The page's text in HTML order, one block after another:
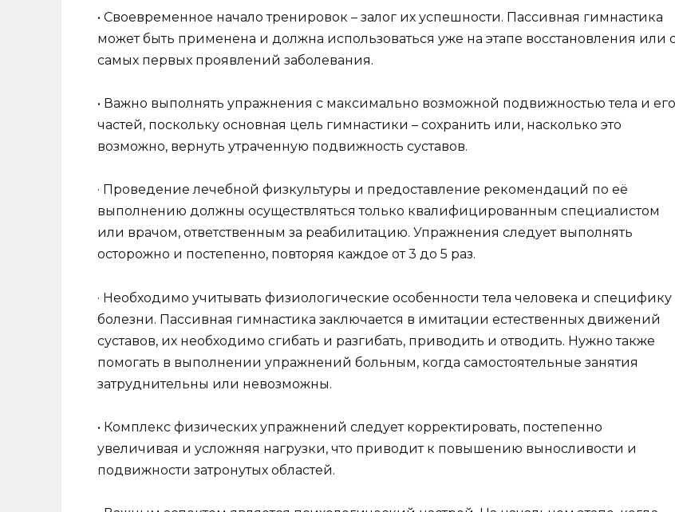
• Своевременное начало тренировок – залог их успешности. Пассивная гимнастика
может быть применена и должна использоваться уже на этапе восстановления или
самых первых проявлений заболевания.
• Важно выполнять упражнения с максимально возможной подвижностью тела и его
частей, поскольку основная цель гимнастики – сохранить или, насколько это
возможно, вернуть утраченную подвижность суставов.
· Проведение лечебной физкультуры и предоставление рекомендаций по её
выполнению должны осуществляться только квалифицированным специалистом
или врачом, ответственным за реабилитацию. Упражнения следует выполнять
осторожно и постепенно, повторяя каждое от 3 до 5 раз.
· Необходимо учитывать физиологические особенности тела человека и специфику
болезни. Пассивная гимнастика заключается в имитации естественных движений
суставов, их необходимо сгибать и разгибать, приводить и отводить. Нужно также
помогать в выполнении упражнений больным, когда самостоятельные занятия
затруднительны или невозможны.
• Комплекс физических упражнений следует корректировать, постепенно
увеличивая и усложняя нагрузки, что приводит к повышению выносливости и
подвижности затронутых областей.